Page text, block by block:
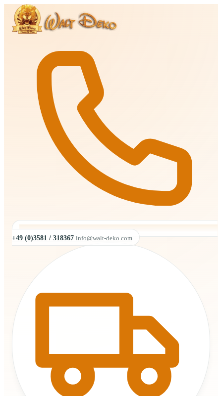
+49 (0)3581 / 318367 info@walt-deko.com